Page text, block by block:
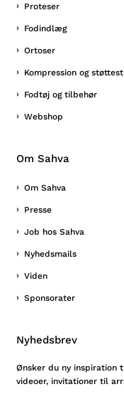
Proteser
Fodindlæg
Ortoser
Kompression og
Fodtøj og tilbehør
Webshop
Om Sahva
Om Sahva
Presse
Job hos Sahva
Nyhedsmails
Viden
Sponsorater
Nyhedsbrev
Ønsker du ny inspiration
videoer, invitationer til